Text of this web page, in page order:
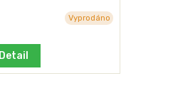
Vyprodáno
Detail